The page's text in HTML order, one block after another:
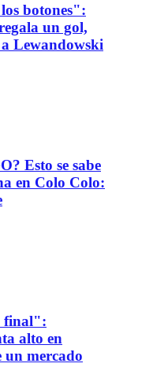
botones":
un gol,
Lewandowski
Esto se sabe
en Colo Colo:
final":
alto en
un mercado